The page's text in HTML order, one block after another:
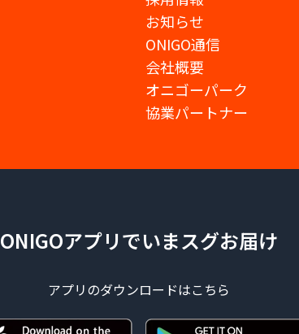
お知らせ
ONIGO通信
会社概要
オニゴーパーク
協業パートナー
ONIGOアプリでいまスグお届け
アプリのダウンロードはこちら